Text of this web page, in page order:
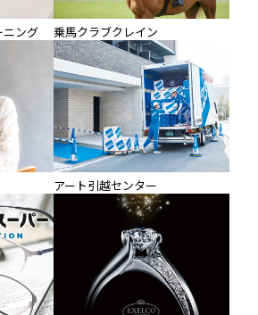
ニング 乗馬クラブクレイン
アート引越センター